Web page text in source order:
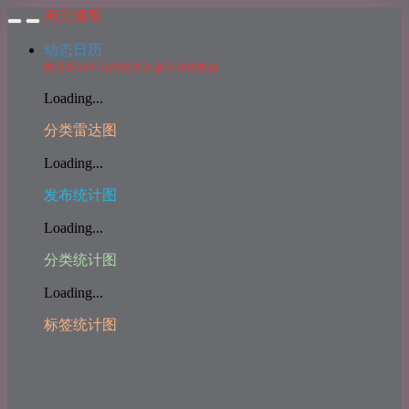
闲云博客
动态日历
统计近10个月的博主文章和评论数目
Loading...
分类雷达图
Loading...
发布统计图
Loading...
分类统计图
Loading...
标签统计图